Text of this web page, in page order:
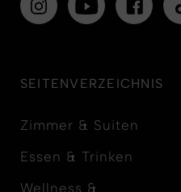
SEITENVERZEICHNIS
Zimmer & Suiten
Essen & Trinken
Wellness &